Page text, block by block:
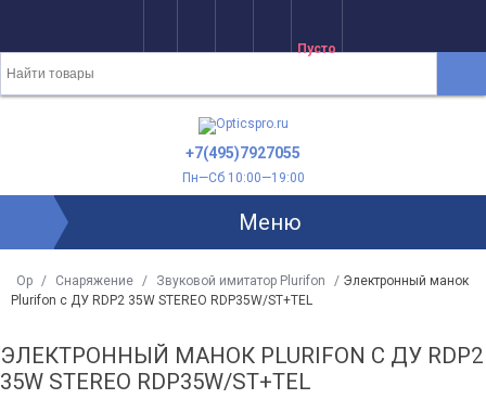
Пусто
+7(495)7927055
Пн—Сб 10:00—19:00
Меню
Op / Снаряжение / Звуковой имитатор Plurifon / Электронный манок
Plurifon с ДУ RDP2 35W STEREO RDP35W/ST+TEL
ЭЛЕКТРОННЫЙ МАНОК PLURIFON С ДУ RDP2
35W STEREO RDP35W/ST+TEL